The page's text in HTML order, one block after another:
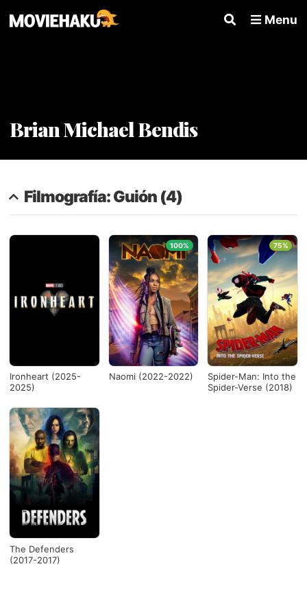
Menu
Brian Michael Bendis
Filmografía: Guión (4)
Ironheart (2025-
2025)
Naomi (2022-2022)
100%
Spider-Man: Into the
Spider-Verse (2018)
75%
The Defenders
(2017-2017)